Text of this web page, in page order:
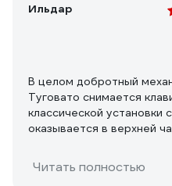
Ильдар
В целом добротный
Туговато снимается
классической установки
оказывается в верхней
теперь знаю для чего
окошечки со стороны
Читать полностью